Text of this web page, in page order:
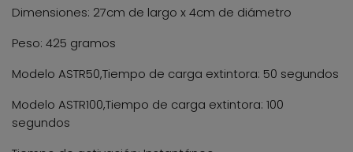
Dimensiones: 27cm de largo x 4cm de diámetro
Peso: 425 gramos
Modelo ASTR50,Tiempo de carga extintora: 50 segundos
Modelo ASTR100,Tiempo de carga extintora: 100
segundos